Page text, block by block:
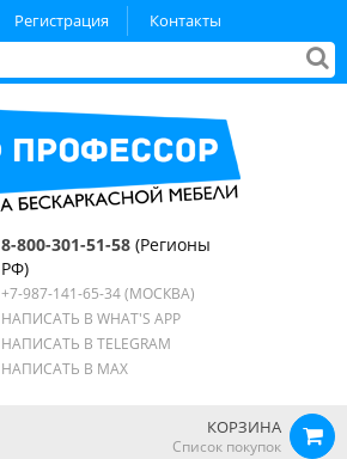
Регистрация Контакты
8-800-301-51-58 (Регионы
РФ)
+7-987-141-65-34(МОСКВА)
НАПИСАТЬ В WHAT'S APP
НАПИСАТЬ В TELEGRAM
НАПИСАТЬ В MAX
КОРЗИНА
Список покупок